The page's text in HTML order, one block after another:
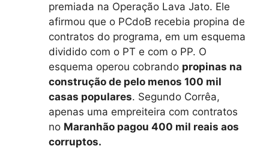
premiada na Operação Lava Jato. Ele
afirmou que o PCdoB recebia propina de
contratos do programa, em um esquema
dividido com o PT e com o PP. O
esquema operou cobrando propinas na
construção de pelo menos 100 mil
casas populares. Segundo Corrêa,
apenas uma empreiteira com contratos
no Maranhão pagou 400 mil reais aos
corruptos.